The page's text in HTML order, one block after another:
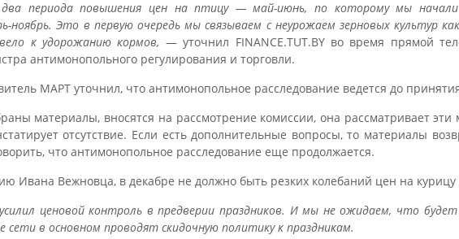
периода повышения цен на птицу — май-июнь, по которому мы начали
ноябрь. Это в первую очередь мы связываем с неурожаем зерновых культур
к удорожанию кормов, — уточнил FINANCE.TUT.BY во время прямой
антимонопольного регулирования и торговли.
МАРТ уточнил, что антимонопольное расследование ведется до
материалы, вносятся на рассмотрение комиссии, она рассматривает
отсутствие. Если есть дополнительные вопросы, то материалы
что антимонопольное расследование еще продолжается.
Ивана Вежновца, в декабре не должно быть резких колебаний цен на курицу
ценовой контроль в предверии праздников. И мы не ожидаем, что будет
сети в основном проводят скидочную политику к праздникам.